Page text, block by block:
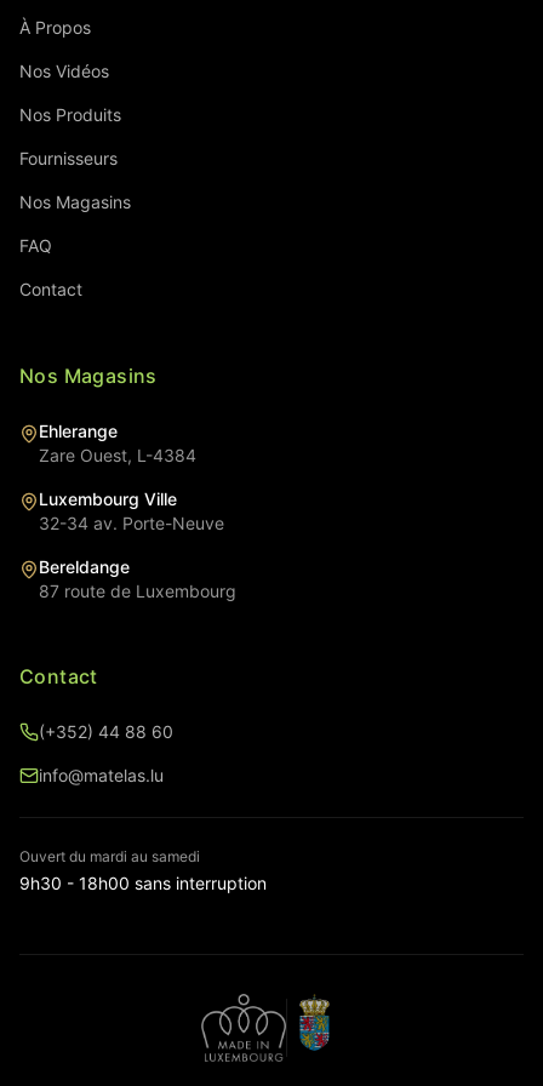
À Propos
Nos Vidéos
Nos Produits
Fournisseurs
Nos Magasins
FAQ
Contact
Nos Magasins
Ehlerange
Zare Ouest, L-4384
Luxembourg Ville
32-34 av. Porte-Neuve
Bereldange
87 route de Luxembourg
Contact
(+352) 44 88 60
info@matelas.lu
Ouvert du mardi au samedi
9h30 - 18h00 sans interruption